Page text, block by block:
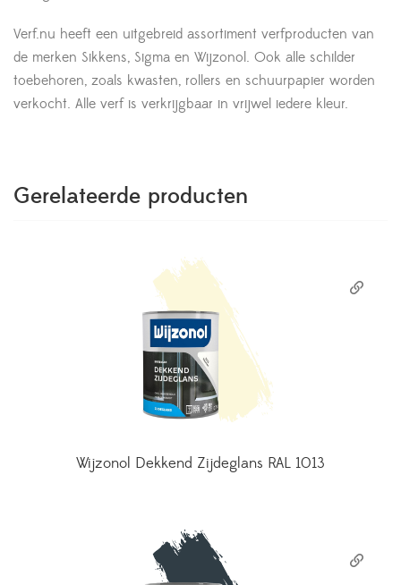
Verf.nu heeft een uitgebreid assortiment verfproducten van
de merken Sikkens, Sigma en Wijzonol. Ook alle schilder
toebehoren, zoals kwasten, rollers en schuurpapier worden
verkocht. Alle verf is verkrijgbaar in vrijwel iedere kleur.
Gerelateerde producten
Wijzonol Dekkend Zijdeglans RAL 1013